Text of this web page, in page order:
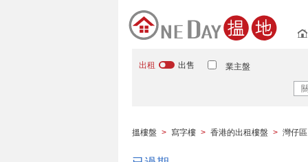
出租 出售 業主盤
搵樓盤 > 寫字樓 > 香港的出租樓盤 > 灣仔區